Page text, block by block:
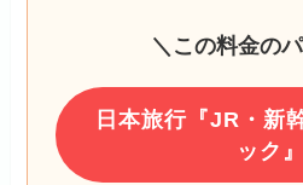
＼この料金の
日本旅行『JR・新
ック』